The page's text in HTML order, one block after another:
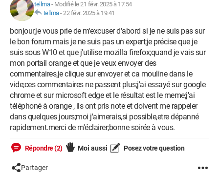
tellma- Modifié le 21 févr. 2025 à 17:54
tellma-22 févr. 2025 à 19:41
bonjour,je vous prie de m'excuser d'abord si je ne suis pas sur
le bon forum mais je ne suis pas un expert;je précise que je
suis sous W10 et que j'utilise mozilla firefox;quand je vais sur
mon portail orange et que je veux envoyer des
commentaires,je clique sur envoyer et ca mouline dans le
vide;ces commentaires ne passent plus;j'ai essayé sur google
chrome et sur microsoft edge et le résultat est le meme;j'ai
téléphoné à orange , ils ont pris note et doivent me rappeler
dans quelques jours;moi j'aimerais,si possible,etre dépanné
rapidement.merci de m'éclairer;bonne soirée à vous.
Répondre (2) Moi aussi Posez votre question
Partager